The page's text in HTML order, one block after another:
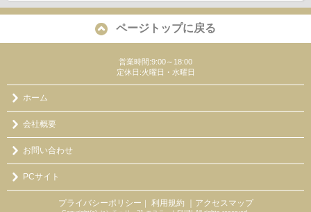
ページトップに戻る
営業時間:9:00～18:00
定休日:火曜日・水曜日
ホーム
会社概要
お問い合わせ
PCサイト
プライバシーポリシー ｜ 利用規約 ｜アクセスマップ